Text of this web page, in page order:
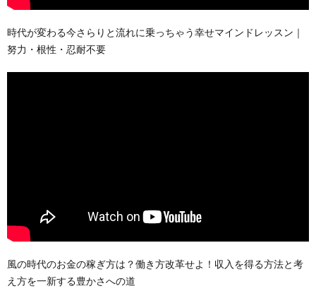
時代が変わる今さらりと流れに乗っちゃう幸せマインドレッスン｜
努力・根性・忍耐不要
風の時代のお金の稼ぎ方は？働き方改革せよ！収入を得る方法と考
え方を一新する豊かさへの道